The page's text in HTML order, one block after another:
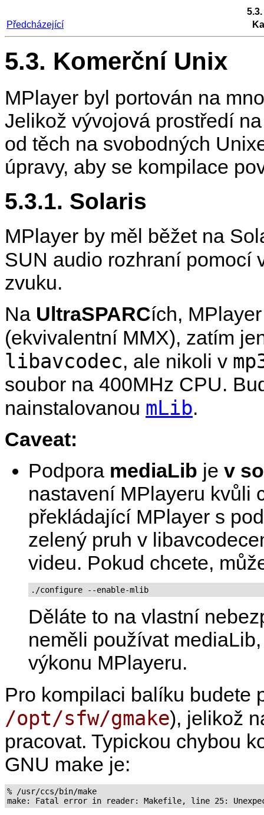
Předcházející
5.3. Komerční Unix
MPlayer byl portován na
Jelikož vývojová prostředí
od těch na svobodných
úpravy, aby se kompilace
5.3.1. Solaris
MPlayer by měl běžet na
SUN audio rozhraní pomocí
zvuku.
Na UltraSPARCích, MPlayer
(ekvivalentní MMX), zatím
libavcodec, ale nikoli v
soubor na 400MHz CPU.
nainstalovanou mLib.
Caveat:
Podpora mediaLib je v
nastavení MPlayeru kvůli
překládající MPlayer s
zelený pruh v
videu. Pokud chcete,
./configure --enable-mlib
Děláte to na vlastní
neměli používat
výkonu MPlayeru.
Pro kompilaci balíku budete
/opt/sfw/gmake), jelikož
pracovat. Typickou chybou
GNU make je:
% /usr/ccs/bin/make